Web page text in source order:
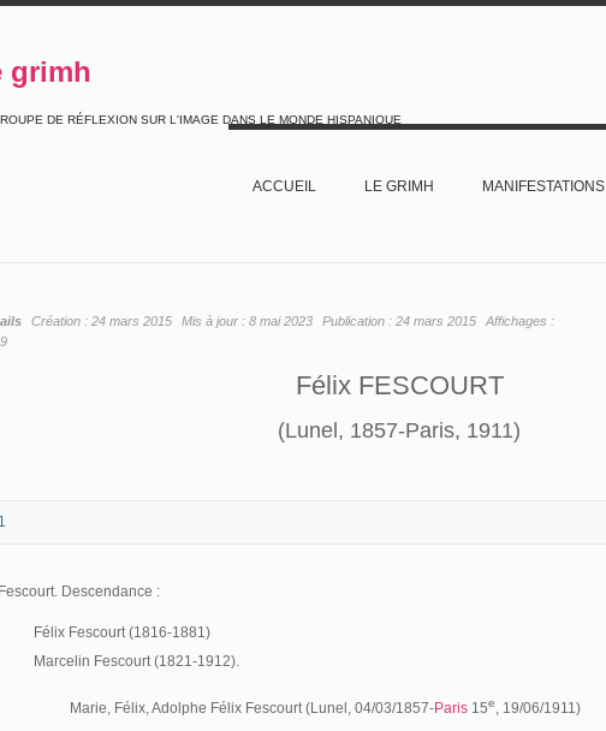
grimh
DE RÉFLEXION SUR L'IMAGE DANS LE MONDE HISPANIQUE
ACCUEIL LE GRIMH MANIFESTATIONS
Création : 24 mars 2015 Mis à jour : 8 mai 2023 Publication : 24 mars 2015
Affichages :
Félix FESCOURT
(Lunel, 1857-Paris, 1911)
1
Fescourt. Descendance :
Félix Fescourt (1816-1881)
Marcelin Fescourt (1821-1912).
Marie, Félix, Adolphe Félix Fescourt (Lunel, 04/03/1857-Paris 15e, 19/06/1911)